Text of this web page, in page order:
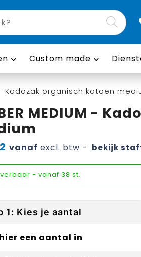
Custom made
- Kadozak organisch katoen
MEDIUM -
vanaf excl. btw - bekijk
- vanaf 38 st.
1: Kies je aantal
een aantal in